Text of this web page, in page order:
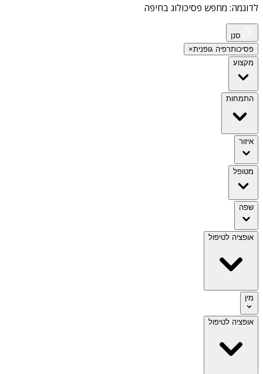
לדוגמה: מחפש פסיכולוג בחיפה
סנן
פסיכותרפיה גופנית×
מקצוע
התמחות
איזור
מטופל
שפה
אופציה לטיפול
מין
אופציה לטיפול